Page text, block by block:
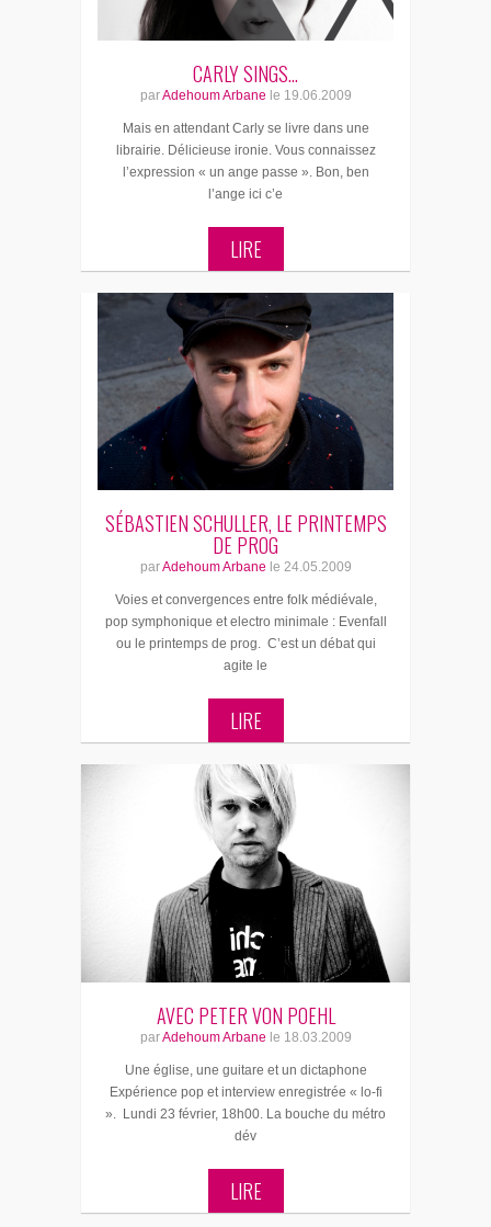
CARLY SINGS…
parAdehoum Arbane le 19.06.2009
Mais en attendant Carly se livre dans une
librairie. Délicieuse ironie. Vous connaissez
l’expression « un ange passe ». Bon, ben
l’ange ici c’e
LIRE
SÉBASTIEN SCHULLER, LE PRINTEMPS
DE PROG
parAdehoum Arbane le 24.05.2009
Voies et convergences entre folk médiévale,
pop symphonique et electro minimale : Evenfall
ou le printemps de prog. C’est un débat qui
agite le
LIRE
AVEC PETER VON POEHL
parAdehoum Arbane le 18.03.2009
Une église, une guitare et un dictaphone
Expérience pop et interview enregistrée « lo-fi
». Lundi 23 février, 18h00. La bouche du métro
dév
LIRE